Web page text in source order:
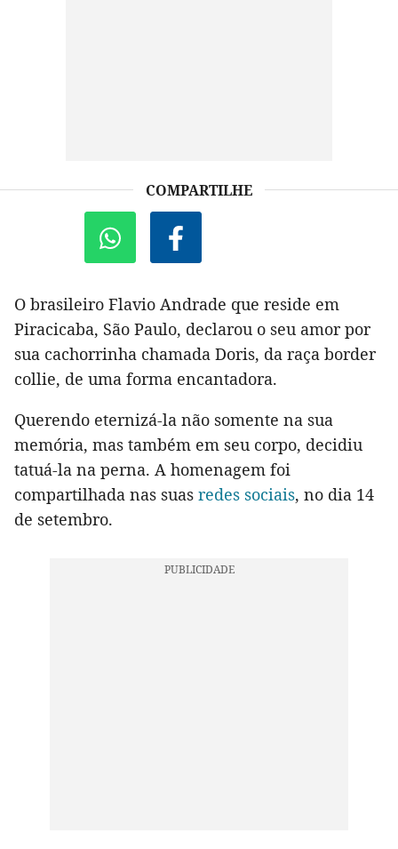
COMPARTILHE
O brasileiro Flavio Andrade que reside em
Piracicaba, São Paulo, declarou o seu amor por
sua cachorrinha chamada Doris, da raça border
collie, de uma forma encantadora.
Querendo eternizá-la não somente na sua
memória, mas também em seu corpo, decidiu
tatuá-la na perna. A homenagem foi
compartilhada nas suas redes sociais, no dia 14
de setembro.